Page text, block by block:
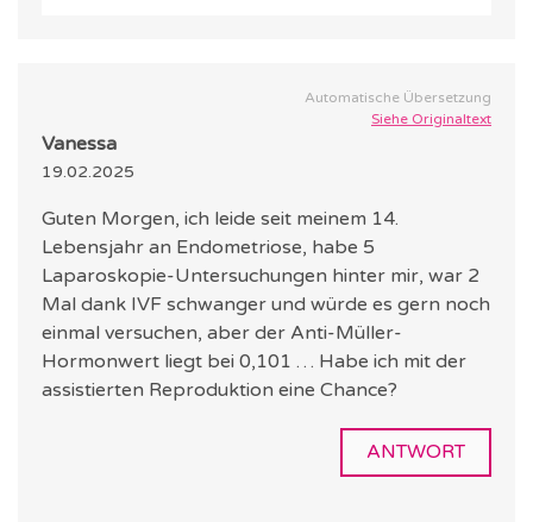
Automatische Übersetzung
Siehe Originaltext
Vanessa
19.02.2025
Guten Morgen, ich leide seit meinem 14.
Lebensjahr an Endometriose, habe 5
Laparoskopie-Untersuchungen hinter mir, war 2
Mal dank IVF schwanger und würde es gern noch
einmal versuchen, aber der Anti-Müller-
Hormonwert liegt bei 0,101 … Habe ich mit der
assistierten Reproduktion eine Chance?
ANTWORT